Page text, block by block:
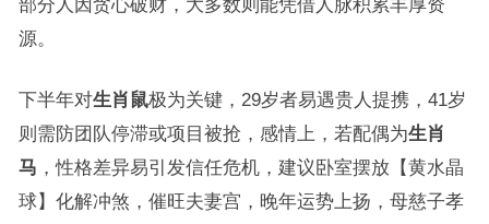
部分人因贪心破财，大多数则能凭借人脉积累丰厚资
源。
下半年对生肖鼠极为关键，29岁者易遇贵人提携，41岁
则需防团队停滞或项目被抢，感情上，若配偶为生肖
马 ，性格差异易引发信任危机，建议卧室摆放【黄水晶
球】化解冲煞，催旺夫妻宫，晚年运势上扬，母慈子孝